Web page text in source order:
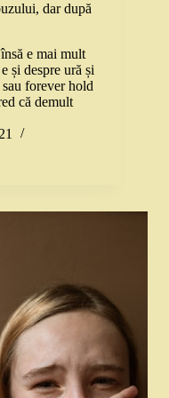
dar după
e mai mult
și despre ură și
forever hold
că demult